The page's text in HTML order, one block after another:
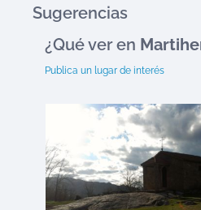
Sugerencias
¿Qué ver en
Publica un lugar de interés